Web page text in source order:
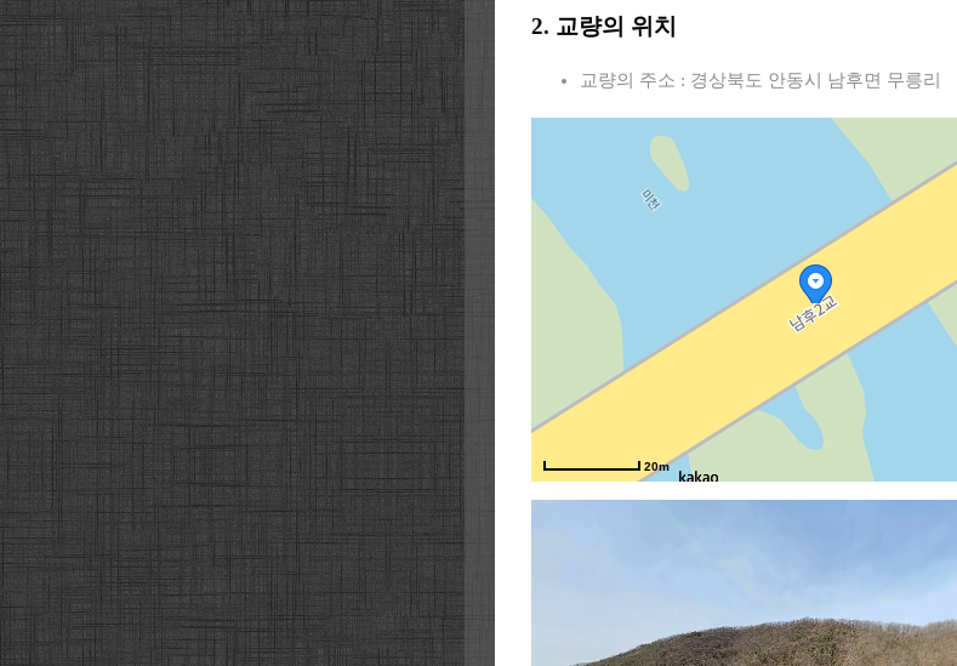
2. 교량의 위치
교량의 주소 : 경상북도 안동시 남후면 무릉리
20m